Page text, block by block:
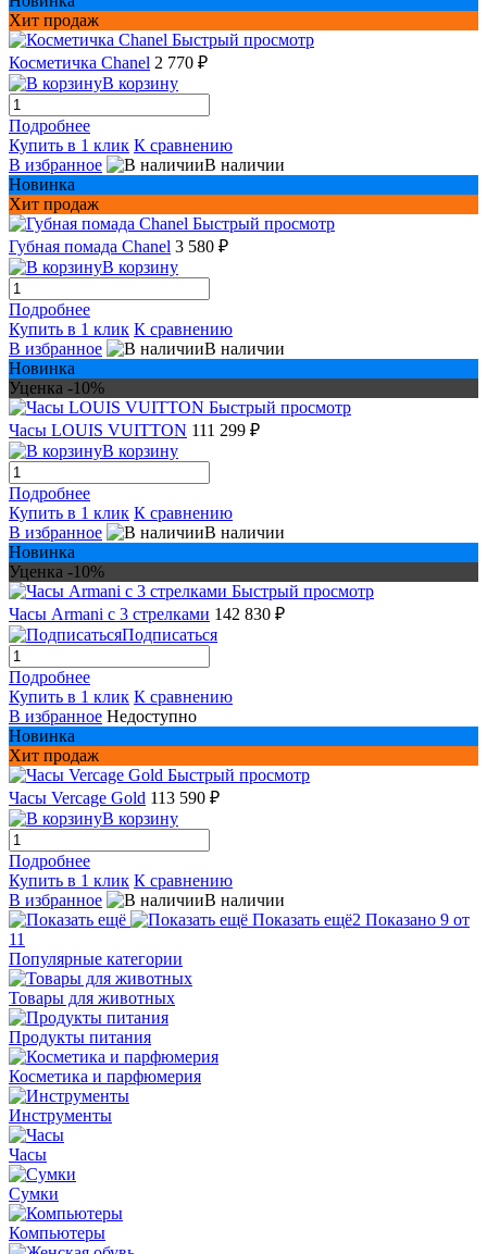
Хит продаж
Быстрый просмотр
Косметичка Chanel 2 770 ₽
В корзину
Подробнее
Купить в 1 клик К сравнению
В избранное
В наличии
Новинка
Хит продаж
Быстрый просмотр
Губная помада Chanel 3 580 ₽
В корзину
Подробнее
Купить в 1 клик К сравнению
В избранное
В наличии
Новинка
Уценка -10%
Быстрый просмотр
Часы LOUIS VUITTON 111 299 ₽
В корзину
Подробнее
Купить в 1 клик К сравнению
В избранное
В наличии
Новинка
Уценка -10%
Быстрый просмотр
Часы Armani с 3 стрелками 142 830 ₽
Подписаться
Подробнее
Купить в 1 клик К сравнению
В избранное Недоступно
Новинка
Хит продаж
Быстрый просмотр
Часы Vercage Gold 113 590 ₽
В корзину
Подробнее
Купить в 1 клик К сравнению
В избранное
В наличии
Показать ещё2 Показано 9 от
11
Популярные категории
Товары для животных
Продукты питания
Косметика и парфюмерия
Инструменты
Часы
Сумки
Компьютеры